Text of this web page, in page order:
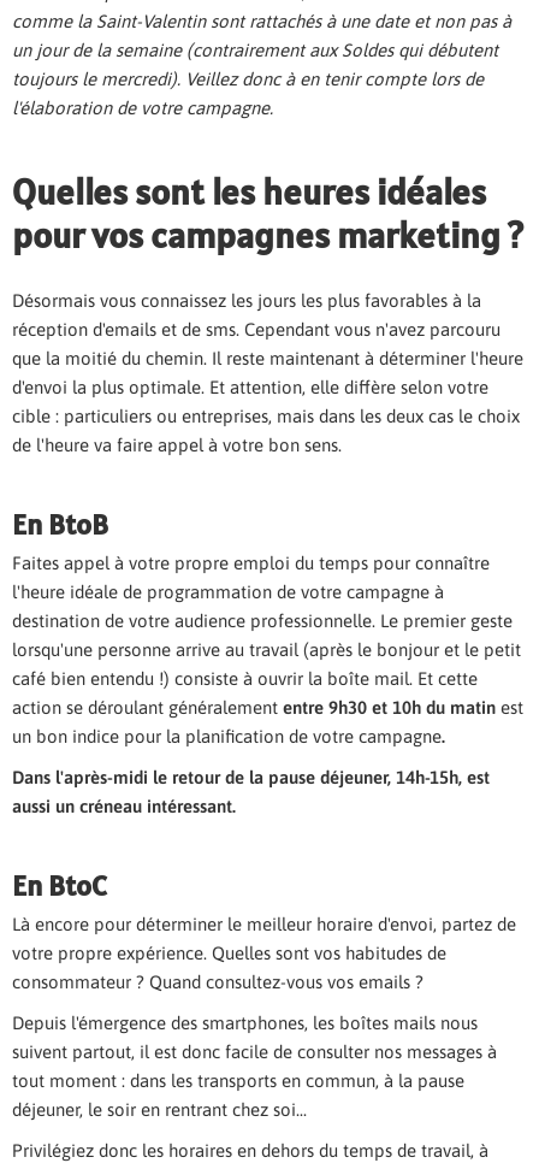
comme la Saint-Valentin sont rattachés à une date et non pas à
un jour de la semaine (contrairement aux Soldes qui débutent
toujours le mercredi). Veillez donc à en tenir compte lors de
l'élaboration de votre campagne.
Quelles sont les heures idéales
pour vos campagnes marketing ?
Désormais vous connaissez les jours les plus favorables à la
réception d'emails et de sms. Cependant vous n'avez parcouru
que la moitié du chemin. Il reste maintenant à déterminer l'heure
d'envoi la plus optimale. Et attention, elle diffère selon votre
cible : particuliers ou entreprises, mais dans les deux cas le choix
de l'heure va faire appel à votre bon sens.
En BtoB
Faites appel à votre propre emploi du temps pour connaître
l'heure idéale de programmation de votre campagne à
destination de votre audience professionnelle. Le premier geste
lorsqu'une personne arrive au travail (après le bonjour et le petit
café bien entendu !) consiste à ouvrir la boîte mail. Et cette
action se déroulant généralement entre 9h30 et 10h du matin est
un bon indice pour la planification de votre campagne.
Dans l'après-midi le retour de la pause déjeuner, 14h-15h, est
aussi un créneau intéressant.
En BtoC
Là encore pour déterminer le meilleur horaire d'envoi, partez de
votre propre expérience. Quelles sont vos habitudes de
consommateur ? Quand consultez-vous vos emails ?
Depuis l'émergence des smartphones, les boîtes mails nous
suivent partout, il est donc facile de consulter nos messages à
tout moment : dans les transports en commun, à la pause
déjeuner, le soir en rentrant chez soi...
Privilégiez donc les horaires en dehors du temps de travail, à